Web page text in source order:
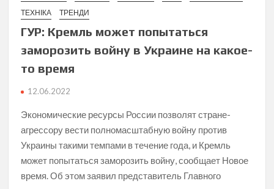
ТЕХНІКА
ТРЕНДИ
ГУР: Кремль может попытаться
заморозить войну в Украине на какое-
то время
12.06.2022
Экономические ресурсы России позволят стране-
агрессору вести полномасштабную войну против
Украины такими темпами в течение года, и Кремль
может попытаться заморозить войну, сообщает Новое
время. Об этом заявил представитель Главного